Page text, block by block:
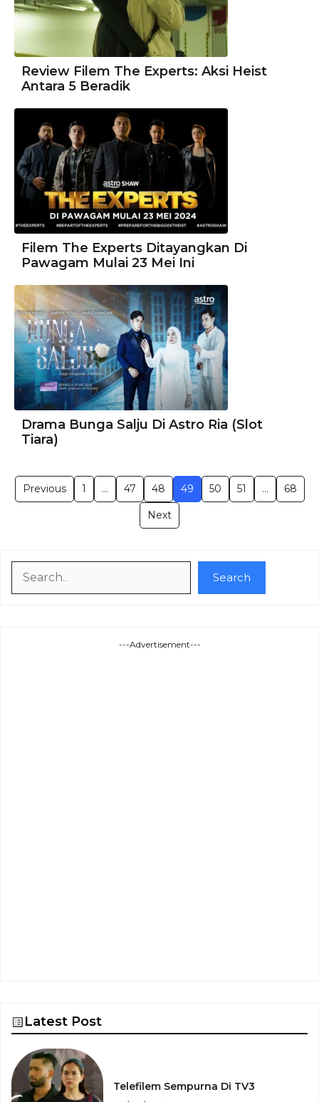
Review Filem The Experts: Aksi Heist
Antara 5 Beradik
Filem The Experts Ditayangkan Di
Pawagam Mulai 23 Mei Ini
Drama Bunga Salju Di Astro Ria (Slot
Tiara)
Previous 1 … 47 48 49 50 51 … 68
Next
Search
---Advertisement---
Latest Post
Telefilem Sempurna Di TV3